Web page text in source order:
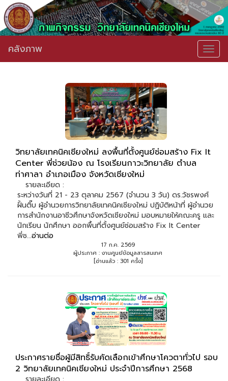
คลังภาพ
วิทยาลัยเทคนิคเชียงใหม่ ลงพื้นที่ตั้งศูนย์ซ่อมสร้าง Fix It
Center พี่ช่วยน้อง ณ โรงเรียนกาวะวิทยาลัย ตำบล
ท่าศาลา อำเภอเมือง จังหวัดเชียงใหม่
รายละเอียด :
ระหว่างวันที่ 21 - 23 ตุลาคม 2567 (จำนวน 3 วัน) ดร.วัชรพงศ์
ฝั้นติ๊บ ผู้อำนวยการวิทยาลัยเทคนิคเชียงใหม่ ปฏิบัติหน้าที่ ผู้อำนวย
การสำนักงานอาชีวศึกษาจังหวัดเชียงใหม่ มอบหมายให้คณะครู และ
นักเรียน นักศึกษา ออกพื้นที่ตั้งศูนย์ซ่อมสร้าง Fix It Center
พี่ช...อ่านต่อ
17 ก.ค. 2569
ผู้ประกาศ : งานศูนย์ข้อมูลสารสนเทศ
[อ่านแล้ว : 301 ครั้ง]
ประกาศรายชื่อผู้มีสิทธิ์รับคัดเลือกเข้าศึกษาโควตาทั่วไป รอบ
2 วิทยาลัยเทคนิคเชียงใหม่ ประจำปีการศึกษา 2568